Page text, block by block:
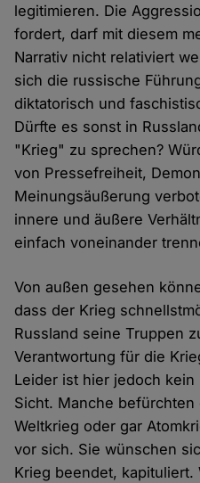
legitimieren. Die
fordert, darf mit diesem
Narrativ nicht relativiert
sich die russische
diktatorisch und
Dürfte es sonst in
"Krieg" zu sprechen?
von Pressefreiheit,
Meinungsäußerung
innere und äußere
einfach voneinander
Von außen gesehen
dass der Krieg
Russland seine Truppen
Verantwortung für die
Leider ist hier jedoch
Sicht. Manche
Weltkrieg oder gar
vor sich. Sie wünschen
Krieg beendet,